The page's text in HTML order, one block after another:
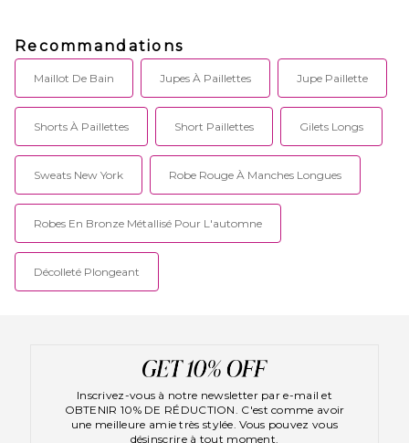
Recommandations
Maillot De Bain Jupes À Paillettes Jupe Paillette
Shorts À Paillettes Short Paillettes Gilets Longs
Sweats New York Robe Rouge À Manches Longues
Robes En Bronze Métallisé Pour L'automne
Décolleté Plongeant
Inscrivez-vous à notre newsletter par e-mail et
OBTENIR 10% DE RÉDUCTION. C'est comme avoir
une meilleure amie très stylée. Vous pouvez vous
désinscrire à tout moment.